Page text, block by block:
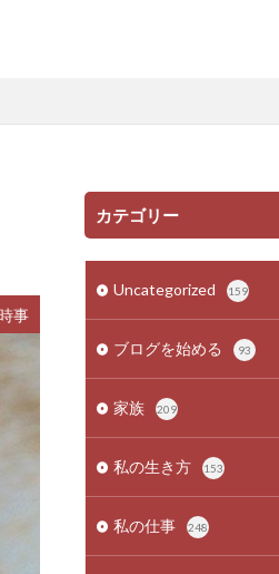
事
カテゴリー
Uncategorized 159
ブログを始める 93
家族 209
私の生き方 153
私の仕事 248